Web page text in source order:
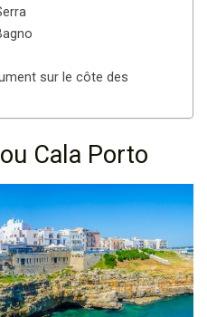
sur le côte des
Cala Porto